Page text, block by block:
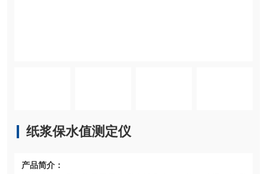
纸浆保水值测定仪
产品简介：